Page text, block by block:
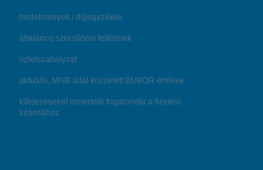
hirdetmények / díjjegyzékek
általános szerződési feltételek
üzletszabályzat
aktuális, MNB által közzétett BUBOR értékek
kifejezéseket ismertető fogalomtár a fizetési
számlához